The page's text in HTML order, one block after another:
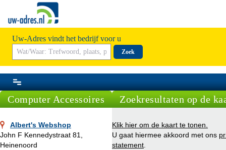
Uw-Adres vindt het bedrijf voor u
Zoek
Computer Accessoires
Albert's Webshop
John F Kennedystraat 81,
Heinenoord
Zoekresultaten op de
Klik hier om de kaart te tonen.
U gaat hiermee akkoord met ons
statement